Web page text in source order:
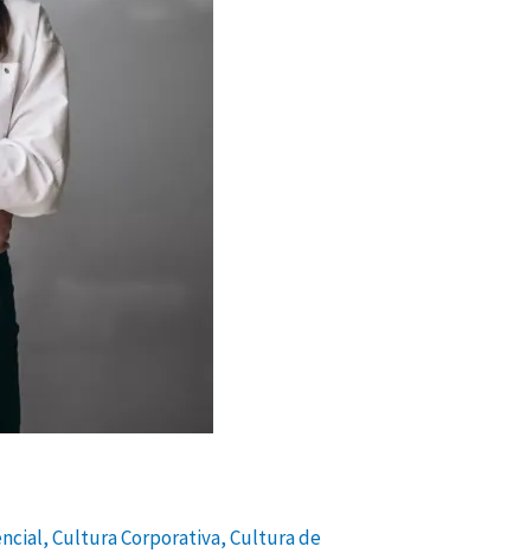
,Cultura Corporativa,Cultura de